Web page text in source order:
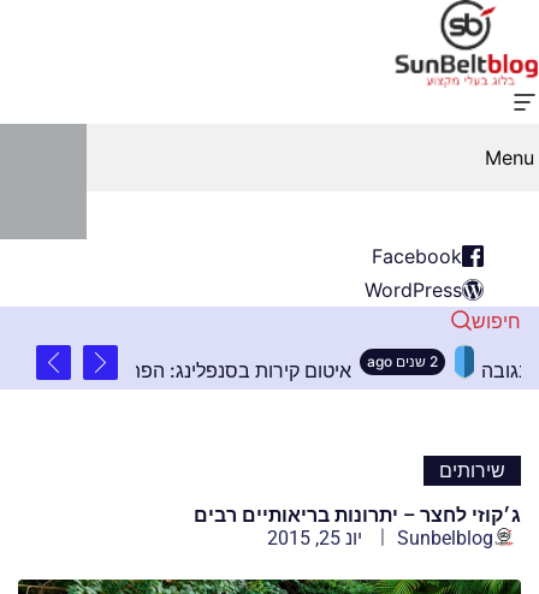
Menu
Facebook
WordPress
חיפוש
בהתקנת שלטים בגובה 2 שנים ago איטום קירות
שירותים
ג׳קוזי לחצר – יתרונות בריאותיים רבים
Sunbelblog
יונ 25, 2015